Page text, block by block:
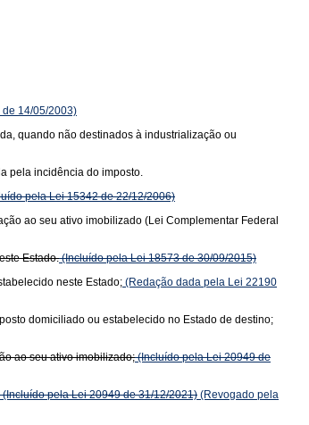
14/05/2003)
quando não destinados à industrialização ou
pela incidência do imposto.
pela Lei 15342 de 22/12/2006)
ao seu ativo imobilizado (Lei Complementar Federal
Estado.(Incluído pela Lei 18573 de 30/09/2015)
neste Estado; (Redação dada pela Lei 22190
domiciliado ou estabelecido no Estado de destino;
ao seu ativo imobilizado;(Incluído pela Lei 20949 de
(Incluído pela Lei 20949 de 31/12/2021) (Revogado pela